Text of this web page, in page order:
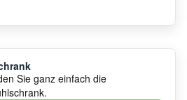
Sie ganz einfach die